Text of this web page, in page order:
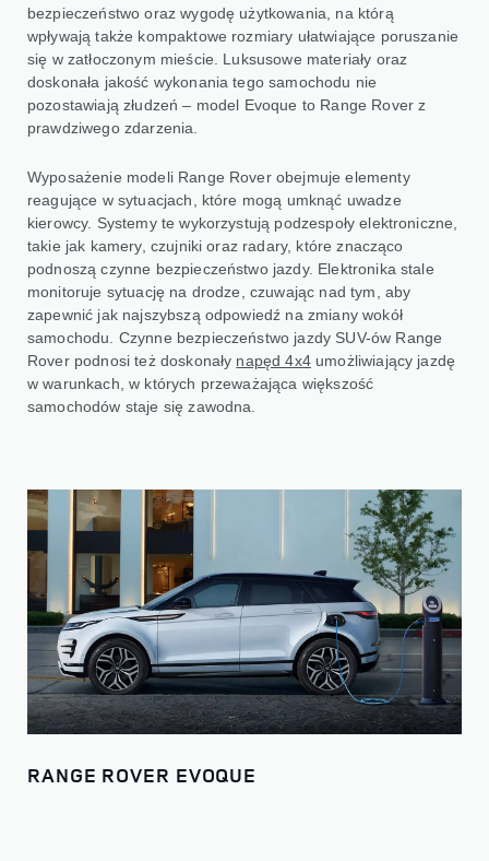
bezpieczeństwo oraz wygodę użytkowania, na którą
wpływają także kompaktowe rozmiary ułatwiające poruszanie
się w zatłoczonym mieście. Luksusowe materiały oraz
doskonała jakość wykonania tego samochodu nie
pozostawiają złudzeń – model Evoque to Range Rover z
prawdziwego zdarzenia.
Wyposażenie modeli Range Rover obejmuje elementy
reagujące w sytuacjach, które mogą umknąć uwadze
kierowcy. Systemy te wykorzystują podzespoły elektroniczne,
takie jak kamery, czujniki oraz radary, które znacząco
podnoszą czynne bezpieczeństwo jazdy. Elektronika stale
monitoruje sytuację na drodze, czuwając nad tym, aby
zapewnić jak najszybszą odpowiedź na zmiany wokół
samochodu. Czynne bezpieczeństwo jazdy SUV-ów Range
Rover podnosi też doskonały napęd 4x4umożliwiający jazdę
w warunkach, w których przeważająca większość
samochodów staje się zawodna.
RANGE ROVER EVOQUE